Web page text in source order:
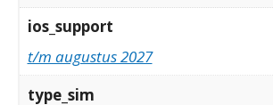
ios_support
t/m augustus 2027
type_sim